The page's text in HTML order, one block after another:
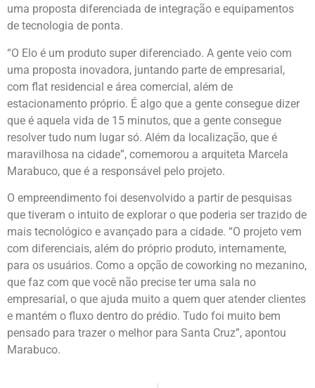
uma proposta diferenciada de integração e equipamentos
de tecnologia de ponta.
“O Elo é um produto super diferenciado. A gente veio com
uma proposta inovadora, juntando parte de empresarial,
com flat residencial e área comercial, além de
estacionamento próprio. É algo que a gente consegue dizer
que é aquela vida de 15 minutos, que a gente consegue
resolver tudo num lugar só. Além da localização, que é
maravilhosa na cidade”, comemorou a arquiteta Marcela
Marabuco, que é a responsável pelo projeto.
O empreendimento foi desenvolvido a partir de pesquisas
que tiveram o intuito de explorar o que poderia ser trazido de
mais tecnológico e avançado para a cidade. “O projeto vem
com diferenciais, além do próprio produto, internamente,
para os usuários. Como a opção de coworking no mezanino,
que faz com que você não precise ter uma sala no
empresarial, o que ajuda muito a quem quer atender clientes
e mantém o fluxo dentro do prédio. Tudo foi muito bem
pensado para trazer o melhor para Santa Cruz”, apontou
Marabuco.